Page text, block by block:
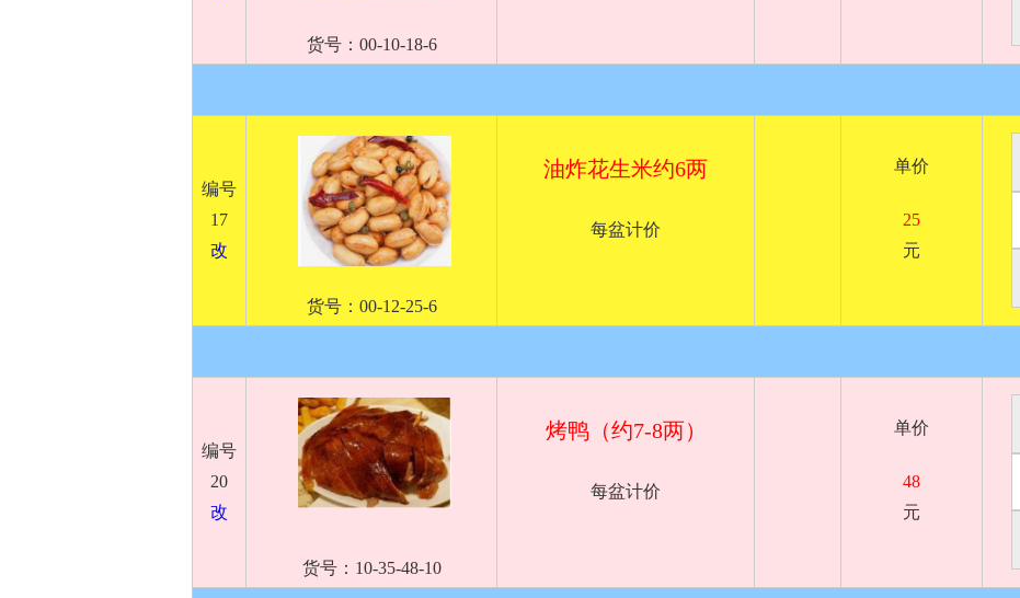
货号：00-10-18-6
编号
17
改
货号：00-12-25-6
油炸花生米约6两
每盆计价
单价
25
元
编号
20
改
货号：10-35-48-10
烤鸭（约7-8两）
每盆计价
单价
48
元